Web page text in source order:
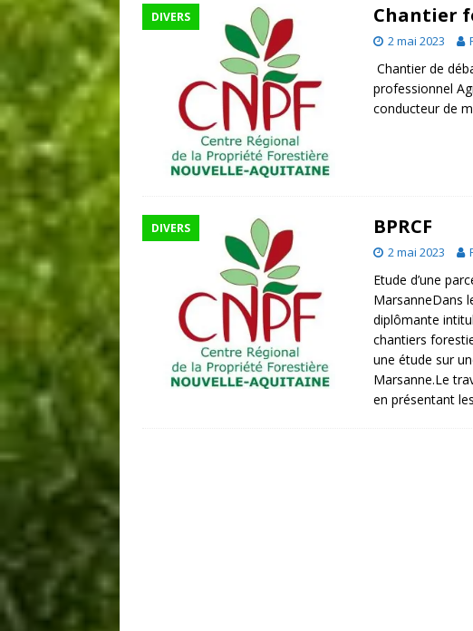
DIVERS Chantier
2 mai 2023
Chantier de
professionnel
conducteur de
DIVERS BPRCF
2 mai 2023
Etude d’une
MarsanneDans
diplômante
chantiers
une étude sur
Marsanne.Le
en présentant